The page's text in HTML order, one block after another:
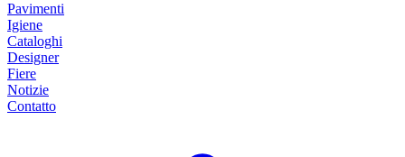
Pavimenti
Igiene
Cataloghi
Designer
Fiere
Notizie
Contatto